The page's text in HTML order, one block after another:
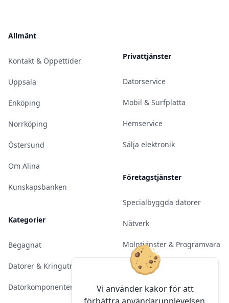
Vi använder kakor för att
Allmänt
Kontakt & Öppettider
Uppsala
Enköping
Norrköping
Östersund
Om Alina
Kunskapsbanken
Kategorier
Begagnat
Datorer & Kringutrustning
Datorkomponenter
Privattjänster
Datorservice
Mobil & Surfplatta
Hemservice
Sälja elektronik
Företagstjänster
Specialbyggda datorer
Nätverk
Molntjänster & Programvara
Server & Backup
Kameraövervakning